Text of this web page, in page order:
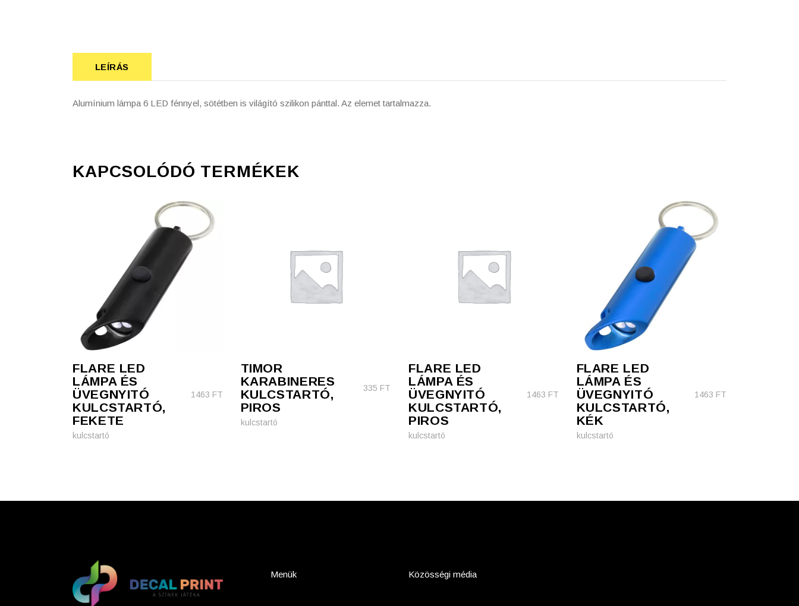
LEÍRÁS
Alumínium lámpa 6 LED fénnyel, sötétben is világító szilikon pánttal. Az elemet tartalmazza.
KAPCSOLÓDÓ TERMÉKEK
FLARE LED
LÁMPA ÉS
ÜVEGNYITÓ
KULCSTARTÓ,
FEKETE
1463 FT
kulcstartó
TIMOR
KARABINERES
KULCSTARTÓ,
PIROS
335 FT
kulcstartó
FLARE LED
LÁMPA ÉS
ÜVEGNYITÓ
KULCSTARTÓ,
PIROS
1463 FT
kulcstartó
FLARE LED
LÁMPA ÉS
ÜVEGNYITÓ
KULCSTARTÓ,
KÉK
1463 FT
kulcstartó
Menük Közösségi média